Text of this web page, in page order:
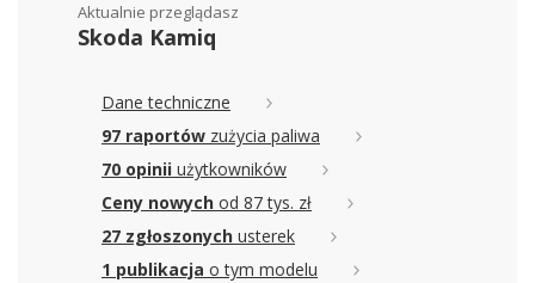
Aktualnie przeglądasz
Skoda Kamiq
Dane techniczne
97 raportów zużycia paliwa
70 opinii użytkowników
Ceny nowych od 87 tys. zł
27 zgłoszonych usterek
1 publikacja o tym modelu